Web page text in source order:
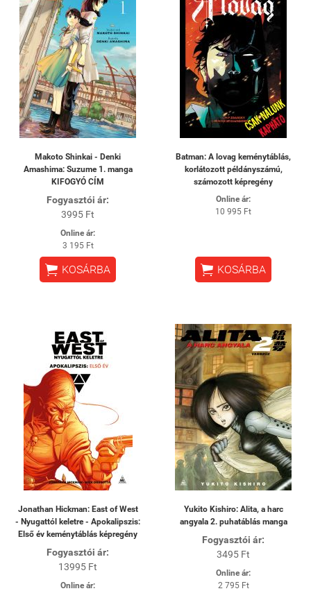
Makoto Shinkai - Denki
Amashima: Suzume 1. manga
KIFOGYÓ CÍM
Fogyasztói ár:
3995 Ft
Online ár:
3 195 Ft
 KOSÁRBA
Batman: A lovag keménytáblás,
korlátozott példányszámú,
számozott képregény
Online ár:
10 995 Ft
 KOSÁRBA
Jonathan Hickman: East of West
- Nyugattól keletre - Apokalipszis:
Első év keménytáblás képregény
Fogyasztói ár:
13995 Ft
Online ár:
Yukito Kishiro: Alita, a harc
angyala 2. puhatáblás manga
Fogyasztói ár:
3495 Ft
Online ár:
2 795 Ft